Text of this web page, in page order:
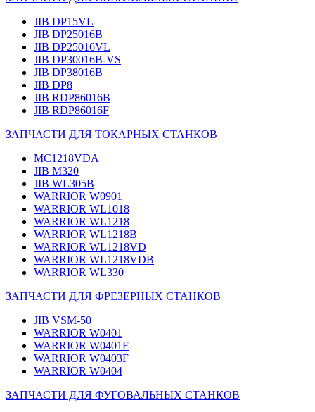
JIB DP15VL
JIB DP25016B
JIB DP25016VL
JIB DP30016B-VS
JIB DP38016B
JIB DP8
JIB RDP86016B
JIB RDP86016F
ЗАПЧАСТИ ДЛЯ ТОКАРНЫХ СТАНКОВ
MC1218VDA
JIB M320
JIB WL305B
WARRIOR W0901
WARRIOR WL1018
WARRIOR WL1218
WARRIOR WL1218B
WARRIOR WL1218VD
WARRIOR WL1218VDB
WARRIOR WL330
ЗАПЧАСТИ ДЛЯ ФРЕЗЕРНЫХ СТАНКОВ
JIB VSM-50
WARRIOR W0401
WARRIOR W0401F
WARRIOR W0403F
WARRIOR W0404
ЗАПЧАСТИ ДЛЯ ФУГОВАЛЬНЫХ СТАНКОВ